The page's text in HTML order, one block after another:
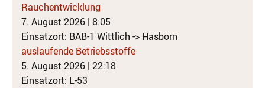
Rauchentwicklung
7. August 2026 | 8:05
Einsatzort: BAB-1 Wittlich -> Hasborn
auslaufende Betriebsstoffe
5. August 2026 | 22:18
Einsatzort: L-53